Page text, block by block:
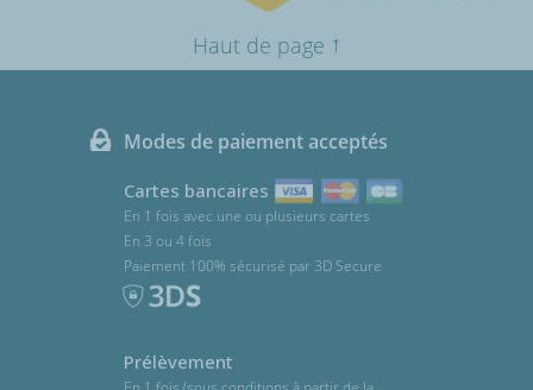
Haut de page ↑
Modes de paiement acceptés
Cartes bancaires
En 1 fois avec une ou plusieurs cartes
En 3 ou 4 fois
Paiement 100% sécurisé par 3D Secure
Prélèvement